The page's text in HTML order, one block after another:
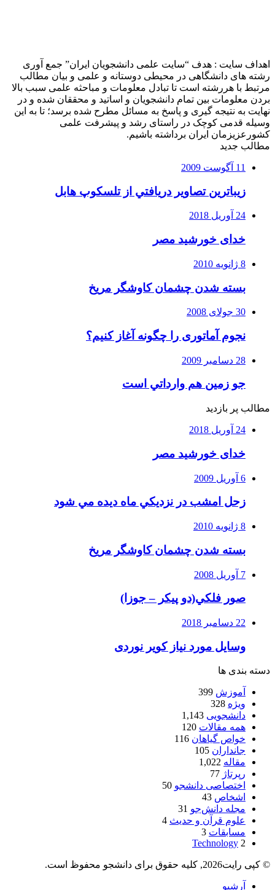
اهداف سایت : هدف “سایت علمی دانشجویان ایران” جمع آوری
رشته های دانشگاهی در محیطی دوستانه و علمی و بیان مطالب
مرتبط با هررشته است تا تبادل معلومات و مباحثه علمی سبب بالا
بردن معلومات بین تمام دانشجویان و اساتید و محققان شده و در
نهایت به نتیجه گیری و پاسخ به مسائل مطرح شده برسد؛ تا به این
وسیله قدمی کوچک در راستای رشد و پیشرفت علمی
کشورعزیزمان ایران برداشته باشیم.
مطالب جدید
11 آگوست 2009
زيباترين تصاوير دريافتي از تلسكوپ هابل
24 آوریل 2018
خدای خورشید مصر
8 ژانویه 2010
بسته شدن چشمان کاوشگر مريخ
30 جولای 2008
نجوم آماتوری را چگونه آغاز کنیم؟
28 دسامبر 2009
جو زمين هم وارداتي است
مطالب پر بازدید
24 آوریل 2018
خدای خورشید مصر
6 آوریل 2009
زحل امشب در نزديكي ماه ديده مي شود
8 ژانویه 2010
بسته شدن چشمان کاوشگر مريخ
7 آوریل 2008
صور فلكي(دو پیکر – جوزا)
22 دسامبر 2018
وسایل مورد نیاز کویر نوردی
دسته بندی ها
آموزش 399
ویژه 328
دانشجویی 1,143
همه مقالات 120
خواص گیاهان 116
جانداران 105
مقاله 1,022
رپرتاژ 77
اختصاصی دانشجو 50
اشخاص 43
مجله دانش‌جو 31
علوم قرآن و حدیث 4
مسابقات 3
Technology 2
© کپی رایت2026, کلیه حقوق برای دانشجو محفوظ است.
آرشیو